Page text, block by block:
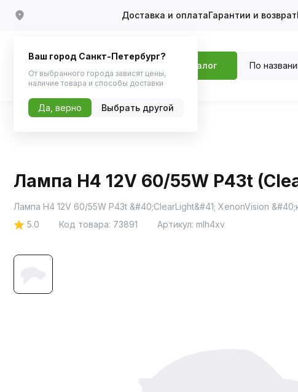
Доставка и оплатаГарантии и возврат
Каталог По
Лампа H4 12V 60/55W P43t
Лампа H4 12V 60/55W P43t &#40;ClearLight&#41; XenonVision
5.0
Код товара: 73891 Артикул: mlh4xv
Ваш город Санкт-Петербург?
От выбранного города зависят цены,
наличие товара и способы доставки
Да, верно Выбрать другой